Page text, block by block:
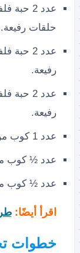
عدد 2
حلقات رفيعة.
عدد 2
رفيعة.
عدد 2
رفيعة.
عدد 1 كوب من حلقات الزيتون الأسود.
عدد ½ كوب
عدد ½ كوب من
اقرأ أيضًا:
خطوات